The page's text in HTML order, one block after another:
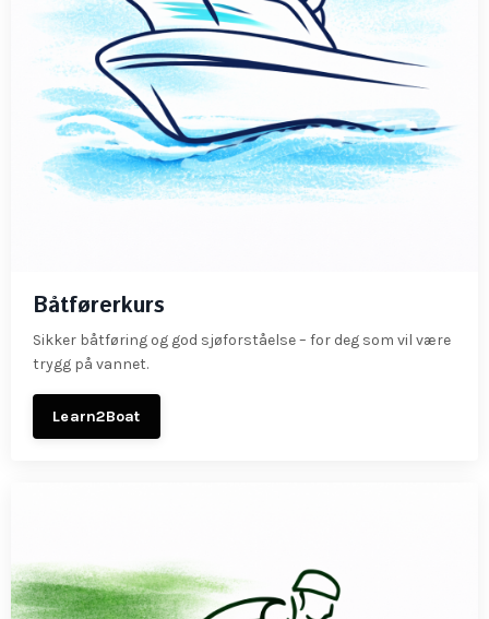
Båtførerkurs
Sikker båtføring og god sjøforståelse – for deg som vil være
trygg på vannet.
Learn2Boat